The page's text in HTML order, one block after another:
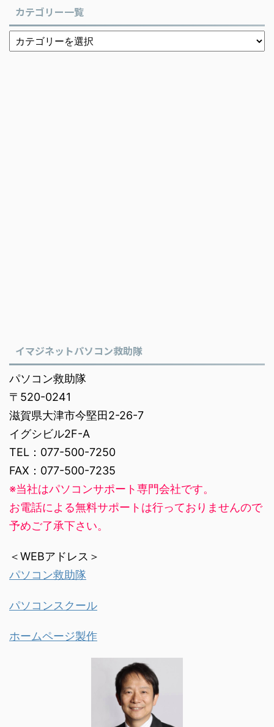
カテゴリー一覧
イマジネットパソコン救助隊
パソコン救助隊
〒520-0241
滋賀県大津市今堅田2-26-7
イグシビル2F-A
TEL：077-500-7250
FAX：077-500-7235
※当社はパソコンサポート専門会社です。
お電話による無料サポートは行っておりませんので
予めご了承下さい。
＜WEBアドレス＞
パソコン救助隊
パソコンスクール
ホームページ製作